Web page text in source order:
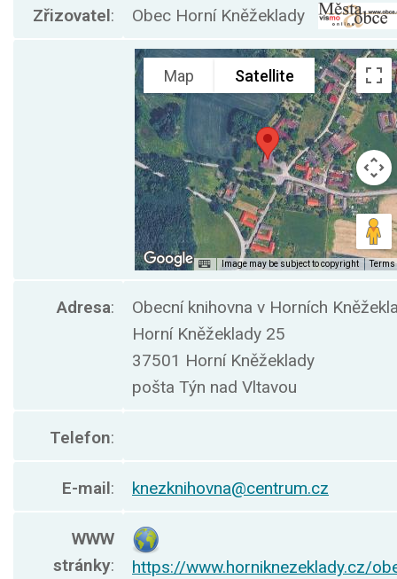
Zřizovatel: Obec Horní Kněžeklady
Adresa:
Obecní knihovna v Horních
Horní Kněžeklady 25
37501 Horní Kněžeklady
pošta Týn nad Vltavou
Telefon:
E-mail: knezknihovna@centrum.cz
WWW
stránky: https://www.horniknezeklady.cz/